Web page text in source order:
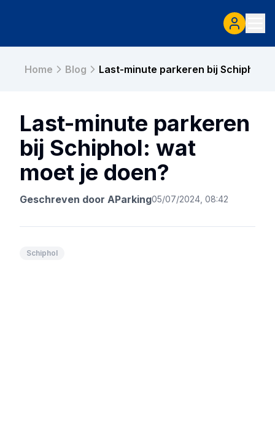
Home Blog Last-minute parkeren bij Schiphol:
Last-minute parkeren
bij Schiphol: wat
moet je doen?
Geschreven door AParking05/07/2024, 08:42
Schiphol